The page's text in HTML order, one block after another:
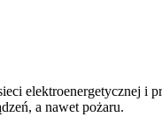
elektroenergetycznej i
a nawet pożaru.